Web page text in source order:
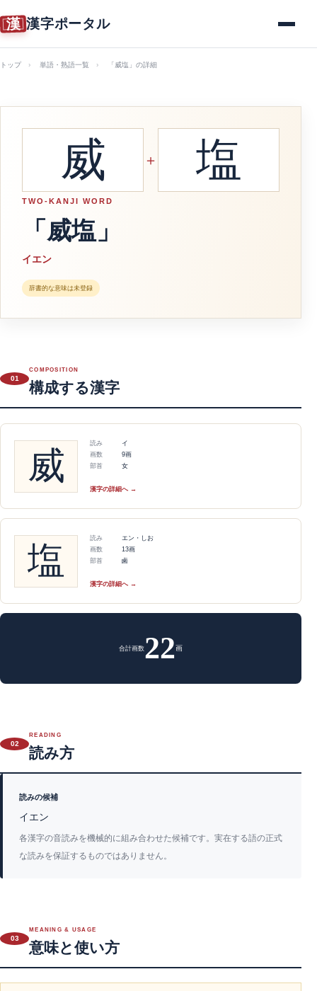
漢 漢字ポータル
トップ 単語・熟語一覧 「威塩」の詳細
威 ＋ 塩
TWO-KANJI WORD
「威塩」
イエン
辞書的な意味は未登録
01
COMPOSITION
構成する漢字
威
読み
イ
画数
9画
部首
女
漢字の詳細へ →
塩
読み
エン・しお
画数
13画
部首
鹵
漢字の詳細へ →
合計画数22画
02
READING
読み方
読みの候補
イエン
各漢字の音読みを機械的に組み合わせた候補です。実在する語の正式
な読みを保証するものではありません。
03
MEANING & USAGE
意味と使い方